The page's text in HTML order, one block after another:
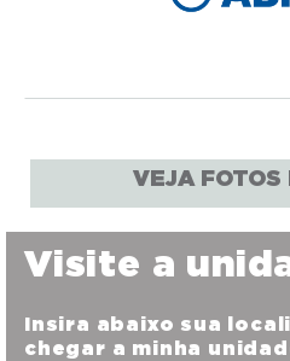
VEJA FOTOS
Visite a
Insira abaixo sua
chegar a minha